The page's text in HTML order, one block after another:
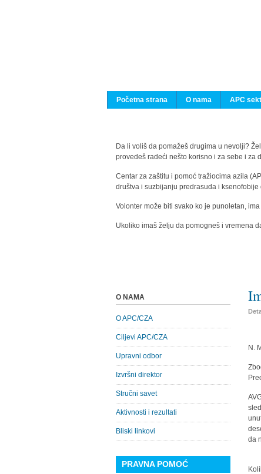
Početna strana
O nama APC
Da li voliš da pomažeš drugima u nevolji?
provedeš radeći nešto korisno i za sebe i za
Centar za zaštitu i pomoć tražiocima azila
društva i suzbijanju predrasuda i
Volonter može biti svako ko je punoletan,
Ukoliko imaš želju da pomogneš i vremena
N.
da
O NAMA
O APC/CZA
Ciljevi APC/CZA
Upravni odbor
Izvršni direktor
Stručni savet
Aktivnosti i rezultati
Bliski linkovi
PRAVNA POMOĆ